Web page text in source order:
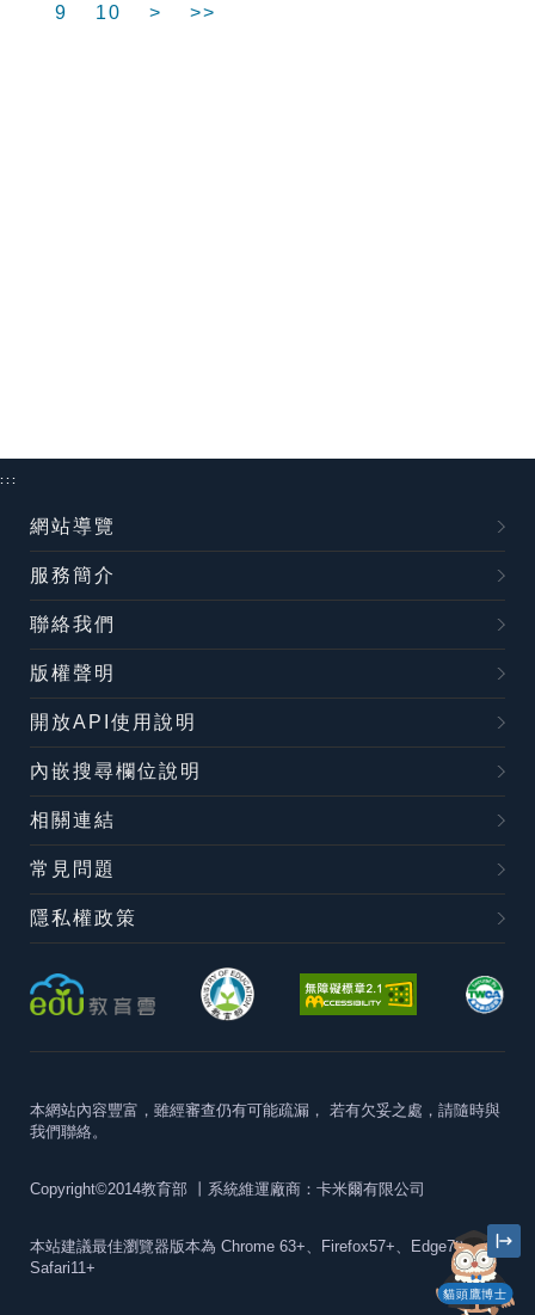
9
10 > >>
貓頭鷹博士
:::
網站導覽
服務簡介
聯絡我們
版權聲明
開放API使用說明
內嵌搜尋欄位說明
相關連結
常見問題
隱私權政策
本網站內容豐富，雖經審查仍有可能疏漏， 若有欠妥之處，請隨時與
我們聯絡。
Copyright©2014教育部 丨系統維運廠商：卡米爾有限公司
本站建議最佳瀏覽器版本為 Chrome 63+、Firefox57+、Edge79+及
Safari11+